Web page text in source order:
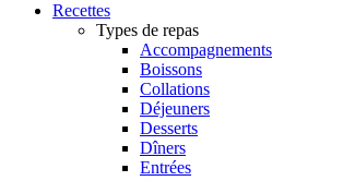
Recettes
Types de repas
Accompagnements
Boissons
Collations
Déjeuners
Desserts
Dîners
Entrées